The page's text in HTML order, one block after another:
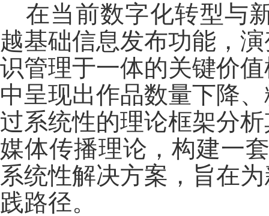
在当前数字化转型与
越基础信息发布功能，
识管理于一体的关键价
中呈现出作品数量下降
过系统性的理论框架分
媒体传播理论，构建一
系统性解决方案，旨在
践路径。